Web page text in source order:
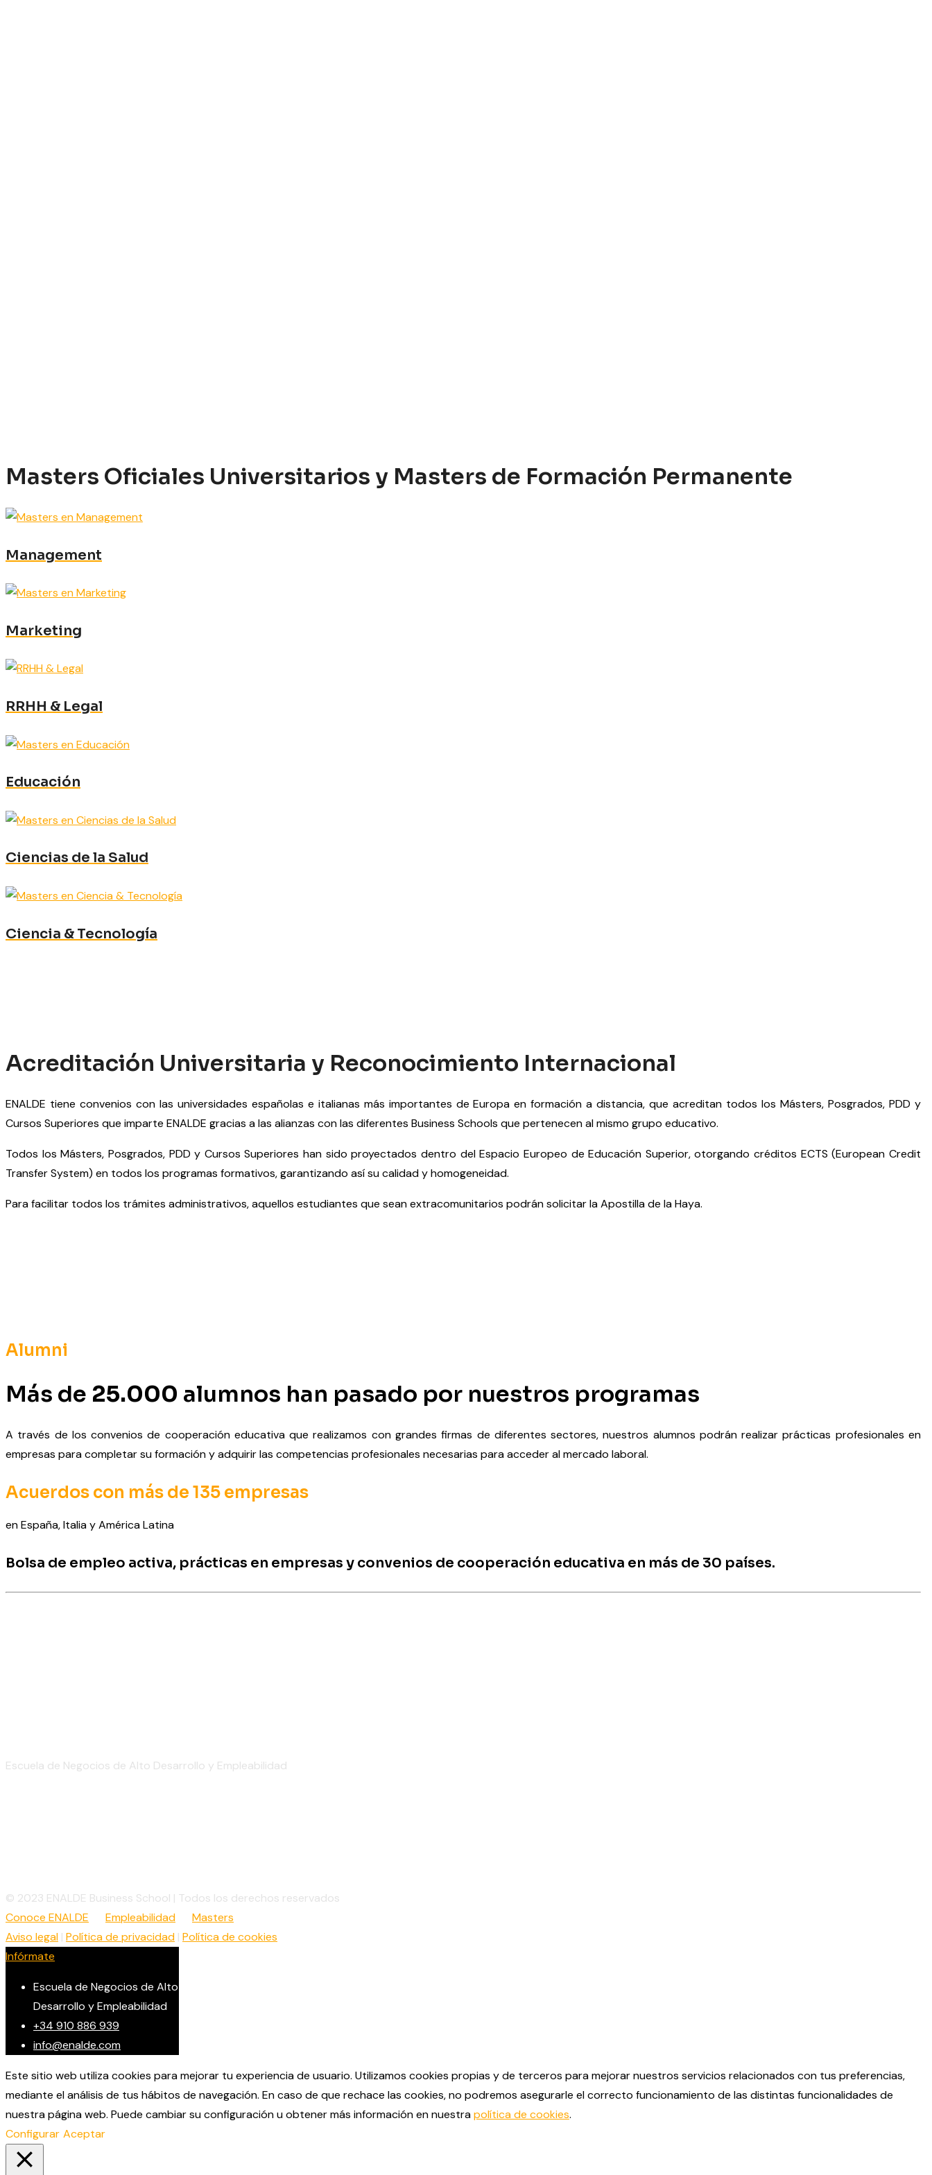
Masters Oficiales Universitarios y Masters de Formación Permanente
Management
Marketing
RRHH & Legal
Educación
Ciencias de la Salud
Ciencia & Tecnología
Acreditación Universitaria y Reconocimiento Internacional
ENALDE tiene convenios con las universidades españolas e italianas más importantes de Europa en formación a distancia, que acreditan todos los Másters, Posgrados, PDD y
Cursos Superiores que imparte ENALDE gracias a las alianzas con las diferentes Business Schools que pertenecen al mismo grupo educativo.
Todos los Másters, Posgrados, PDD y Cursos Superiores han sido proyectados dentro del Espacio Europeo de Educación Superior, otorgando créditos ECTS (European Credit
Transfer System) en todos los programas formativos, garantizando así su calidad y homogeneidad.
Para facilitar todos los trámites administrativos, aquellos estudiantes que sean extracomunitarios podrán solicitar la Apostilla de la Haya.
Alumni
Más de 25.000 alumnos han pasado por nuestros programas
A través de los convenios de cooperación educativa que realizamos con grandes firmas de diferentes sectores, nuestros alumnos podrán realizar prácticas profesionales en
empresas para completar su formación y adquirir las competencias profesionales necesarias para acceder al mercado laboral.
Acuerdos con más de 135 empresas
en España, Italia y América Latina
Bolsa de empleo activa, prácticas en empresas y convenios de cooperación educativa en más de 30 países.
Escuela de Negocios de Alto Desarrollo y Empleabilidad
© 2023 ENALDE Business School | Todos los derechos reservados
Conoce ENALDE
Empleabilidad
Masters
Aviso legal | Política de privacidad | Política de cookies
Infórmate
Escuela de Negocios de Alto
Desarrollo y Empleabilidad
+34 910 886 939
info@enalde.com
Este sitio web utiliza cookies para mejorar tu experiencia de usuario. Utilizamos cookies propias y de terceros para mejorar nuestros servicios relacionados con tus preferencias,
mediante el análisis de tus hábitos de navegación. En caso de que rechace las cookies, no podremos asegurarle el correcto funcionamiento de las distintas funcionalidades de
nuestra página web. Puede cambiar su configuración u obtener más información en nuestrapolítica de cookies.
Configurar Aceptar